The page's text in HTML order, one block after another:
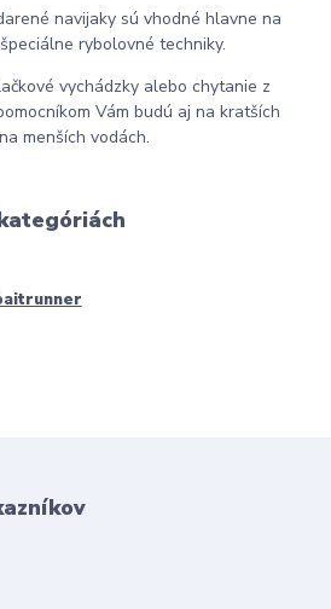
navijaky sú vhodné hlavne na
rybolovné techniky.
vychádzky alebo chytanie z
Vám budú aj na kratších
menších vodách.